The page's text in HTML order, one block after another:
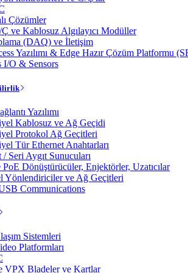
Çözümler
ve Kablosuz Algılayıcı Modüller
(DAQ) ve İletişim
Yazılımı & Edge Hazır Çözüm Platformu
I/O & Sensors
Yazılımı
Kablosuz ve Ağ Geçidi
Protokol Ağ Geçitleri
Tür Ethernet Anahtarları
/ Seri Aygıt Sunucuları
Dönüştürücüler, Enjektörler, Uzatıcılar
Yönlendiriciler ve Ağ Geçitleri
Communications
Sistemleri
Platformları
VPX Bladeler ve Kartlar